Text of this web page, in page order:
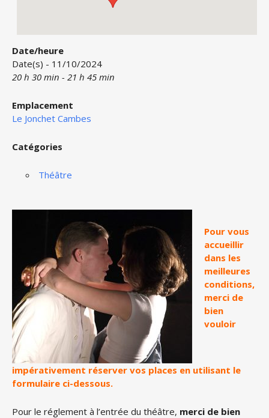
Date/heure
Date(s) - 11/10/2024
20 h 30 min - 21 h 45 min
Emplacement
Le Jonchet Cambes
Catégories
Théâtre
Pour vous
accueillir
dans les
meilleures
conditions,
merci de
bien
vouloir
impérativement réserver vos places en utilisant le
formulaire ci-dessous.
Pour le réglement à l’entrée du théâtre, merci de bien